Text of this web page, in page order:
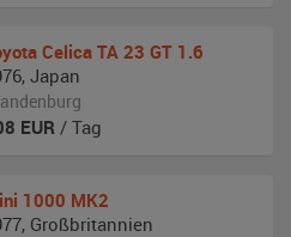
Celica TA 23 GT 1.6
, Japan
EUR / Tag
1000 MK2
, Großbritannien